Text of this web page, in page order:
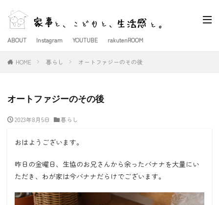
ABOUT Instagram YOUTUBE rakutenROOM
HOME 暮らし オートファジーのその後
オートファジーのその後
2023年8月5日 暮らし
おはようございます。
昨日の金曜日、生協のお兄さんから余ったバナナを大量にい
ただき、わが家は今バナナだらけでございます。